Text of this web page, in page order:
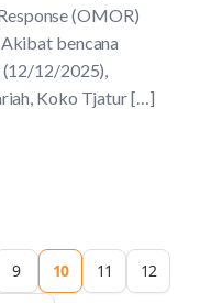
(OMOR)
bencana
(12/12/2025),
Koko Tjatur […]
9 10 11 12